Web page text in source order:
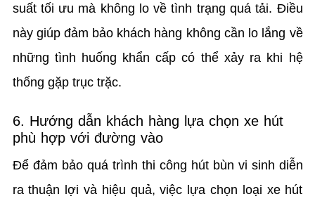
suất tối ưu mà không lo về tình trạng quá tải. Điều
này giúp đảm bảo khách hàng không cần lo lắng về
những tình huống khẩn cấp có thể xảy ra khi hệ
thống gặp trục trặc.
6. Hướng dẫn khách hàng lựa chọn xe hút
phù hợp với đường vào
Để đảm bảo quá trình thi công hút bùn vi sinh diễn
ra thuận lợi và hiệu quả, việc lựa chọn loại xe hút